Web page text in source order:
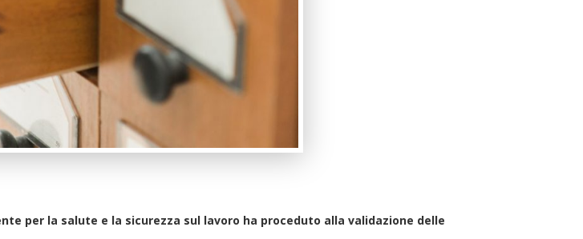
per la salute e la sicurezza sul lavoro ha proceduto alla validazione delle